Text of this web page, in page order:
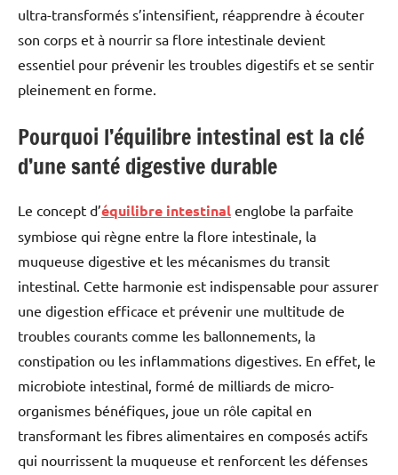
ultra-transformés s’intensifient, réapprendre à écouter
son corps et à nourrir sa flore intestinale devient
essentiel pour prévenir les troubles digestifs et se sentir
pleinement en forme.
Pourquoi l’équilibre intestinal est la clé
d’une santé digestive durable
Le concept d’équilibre intestinal englobe la parfaite
symbiose qui règne entre la flore intestinale, la
muqueuse digestive et les mécanismes du transit
intestinal. Cette harmonie est indispensable pour assurer
une digestion efficace et prévenir une multitude de
troubles courants comme les ballonnements, la
constipation ou les inflammations digestives. En effet, le
microbiote intestinal, formé de milliards de micro-
organismes bénéfiques, joue un rôle capital en
transformant les fibres alimentaires en composés actifs
qui nourrissent la muqueuse et renforcent les défenses